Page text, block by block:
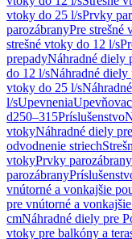
vtoky do 25 l/sPrvky
parozábranyPre strešné
strešné vtoky do 12 l/s
prepadyNáhradné diely
do 12 l/sNáhradné diely
vtoky do 25 l/s
l/sUpevnenia
d250–315Príslušenstvo
vtokyNáhradné diely
odvodnenie striech
vtokyPrvky parozábrany
parozábrany
vnútorné a vonkajšie
pre vnútorné a
cmNáhradné diely pre
vtoky pre balkóny a